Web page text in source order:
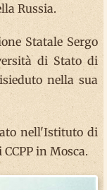
Russia.
Statale Sergo
di Stato di
nella sua
nell'Istituto di
in Mosca.